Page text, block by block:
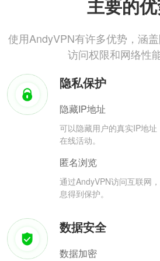
主要的
使用AndyVPN有许多优势，涵盖
访问权限和网络性
隐私保护
隐藏IP地址
可以隐藏用户的真实IP地
在线活动。
匿名浏览
通过AndyVPN访问互联网
息得到保护。
数据安全
数据加密